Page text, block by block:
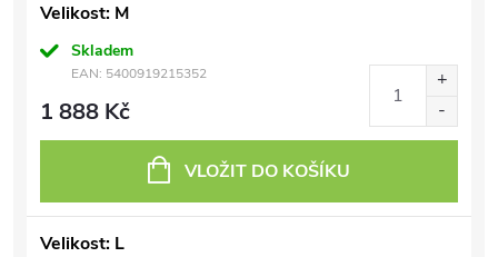
Velikost: M
Skladem
EAN: 5400919215352
1 888 Kč
VLOŽIT DO KOŠÍKU
Velikost: L